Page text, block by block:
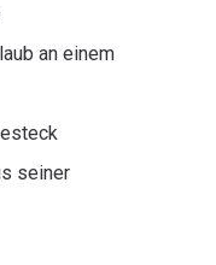
an einem
seiner